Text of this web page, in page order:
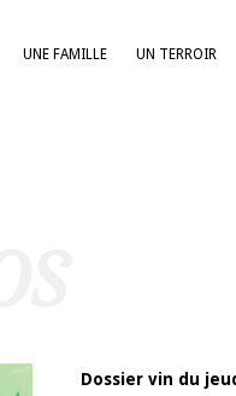
UNE FAMILLE UN TERROIR
Dossier vin du